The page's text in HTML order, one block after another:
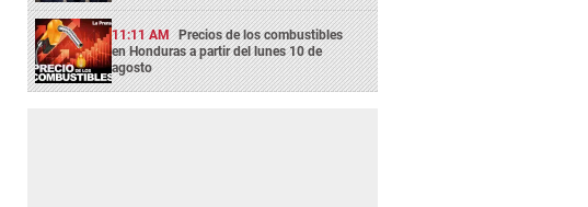
11:11 AM Precios de los combustibles
en Honduras a partir del lunes 10 de
agosto